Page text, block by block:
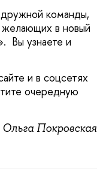
команды,
желающих в новый
Вы узнаете и
и в соцсетях
очередную
Ольга Покровская